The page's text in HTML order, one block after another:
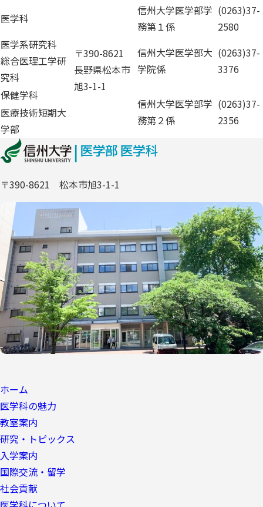
医学科
〒390-8621
長野県松本市
旭3-1-1
信州大学医学部学
務第１係
(0263)37-
2580
医学系研究科
総合医理工学研
究科
信州大学医学部大
学院係
(0263)37-
3376
保健学科
信州大学医学部学
務第２係
(0263)37-
2356
医療技術短期大
学部
〒390-8621 松本市旭3-1-1
ホーム
医学科の魅力
教室案内
研究・トピックス
入学案内
国際交流・留学
社会貢献